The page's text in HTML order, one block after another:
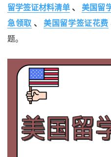
留学签证材料清单 、 美国留
急领取 、 美国留学签证花费
题。